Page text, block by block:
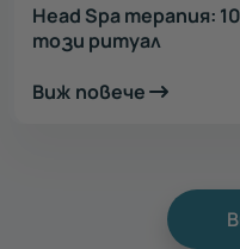
Head Spa терапия:
този ритуал
Виж повече